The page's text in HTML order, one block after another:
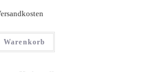
Warenkorb